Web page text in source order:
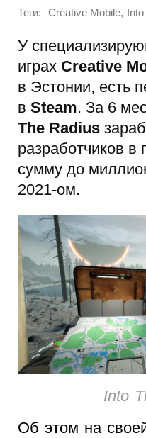
Теги: Creative Mobile,
У
играх Creative
в Эстонии, есть
в Steam. За 6
The Radius
разработчиков в
сумму до
2021-ом.
Into
Об этом на